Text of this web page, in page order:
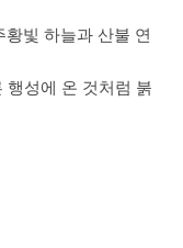
빛 하늘과 산불 연
행성에 온 것처럼 붉